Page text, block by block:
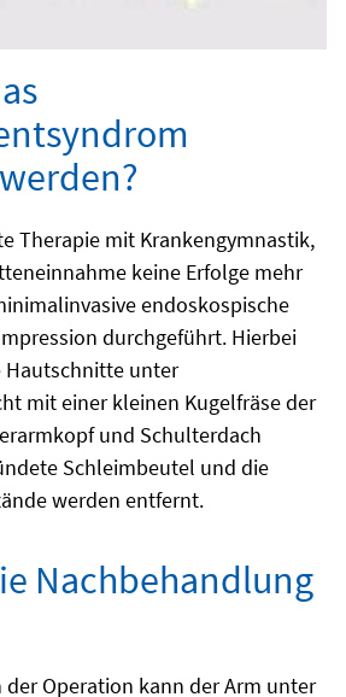
Therapie mit Krankengymnastik,
keine Erfolge mehr
endoskospische
durchgeführt. Hierbei
Hautschnitte unter
mit einer kleinen Kugelfräse der
und Schulterdach
Schleimbeutel und die
werden entfernt.
Nachbehandlung
der Operation kann der Arm unter